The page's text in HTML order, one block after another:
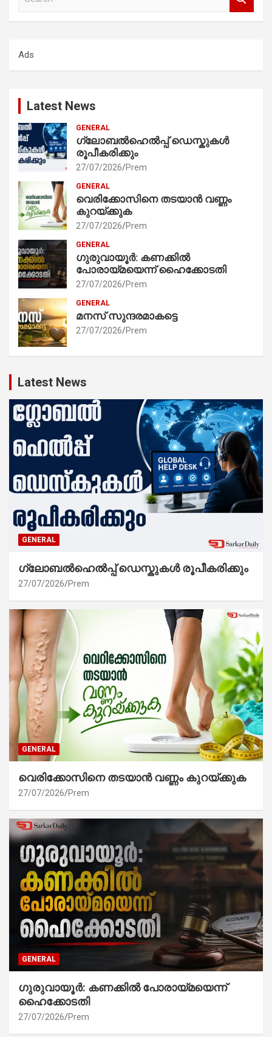
h
Ads
Latest News
GENERAL
ഗ്ലോബൽഹെൽപ്പ് ഡെസ്കുകൾ
രൂപീകരിക്കും
27/07/2026 Prem
GENERAL
വെരിക്കോസിനെ തടയാൻ വണ്ണം
കുറയ്ക്കുക
27/07/2026 Prem
GENERAL
ഗുരുവായൂർ: കണക്കിൽ
പോരായ്മയെന്ന് ഹൈക്കോടതി
27/07/2026 Prem
GENERAL
മനസ് സുന്ദരമാകട്ടെ
27/07/2026 Prem
Latest News
GENERAL
ഗ്ലോബൽഹെൽപ്പ് ഡെസ്കുകൾ രൂപീകരിക്കും
27/07/2026 Prem
GENERAL
വെരിക്കോസിനെ തടയാൻ വണ്ണം കുറയ്ക്കുക
27/07/2026 Prem
GENERAL
ഗുരുവായൂർ: കണക്കിൽ പോരായ്മയെന്ന്
ഹൈക്കോടതി
27/07/2026 Prem